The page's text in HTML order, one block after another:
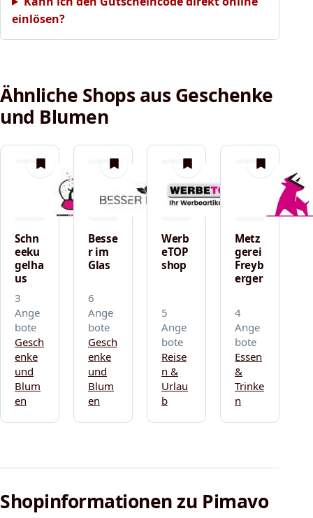
einlösen?
Ähnliche Shops aus Geschenke
und Blumen
merken
Schn
eeku
gelha
us
3
Ange
bote
Gesch
enke
und
Blum
en
merken
Besse
r im
Glas
6
Ange
bote
Gesch
enke
und
Blum
en
merken
Werb
eTOP
shop
5
Ange
bote
Reise
n &
Urlau
b
merken
Metz
gerei
Freyb
erger
4
Ange
bote
Essen
&
Trinke
n
Shopinformationen zu Pimavo